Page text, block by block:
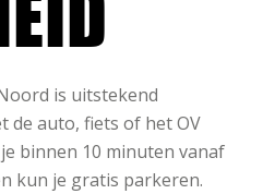
is uitstekend
de auto, fiets of het OV
binnen 10 minuten vanaf
kun je gratis parkeren.